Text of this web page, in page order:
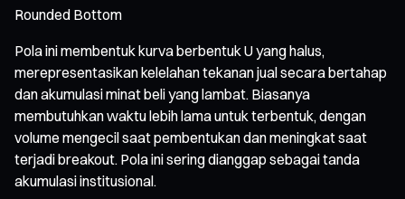
Rounded Bottom
Pola ini membentuk kurva berbentuk U yang halus,
merepresentasikan kelelahan tekanan jual secara bertahap
dan akumulasi minat beli yang lambat. Biasanya
membutuhkan waktu lebih lama untuk terbentuk, dengan
volume mengecil saat pembentukan dan meningkat saat
terjadi breakout. Pola ini sering dianggap sebagai tanda
akumulasi institusional.